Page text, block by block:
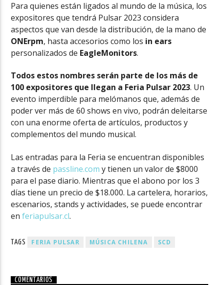
Para quienes están ligados al mundo de la música, los
expositores que tendrá Pulsar 2023 considera
aspectos que van desde la distribución, de la mano de
ONErpm, hasta accesorios como los in ears
personalizados de EagleMonitors.
Todos estos nombres serán parte de los más de
100 expositores que llegan a Feria Pulsar 2023. Un
evento imperdible para melómanos que, además de
poder ver más de 60 shows en vivo, podrán deleitarse
con una enorme oferta de artículos, productos y
complementos del mundo musical.
Las entradas para la Feria se encuentran disponibles
a través de passline.com y tienen un valor de $8000
para el pase diario. Mientras que el abono por los 3
días tiene un precio de $18.000. La cartelera, horarios,
escenarios, stands y actividades, se puede encontrar
enferiapulsar.cl.
TAGS FERIA PULSAR MÚSICA CHILENA SCD
COMENTARIOS